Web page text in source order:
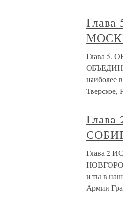
Глава
наиболее
Тверское,
Глава 2
и ты в
Армии